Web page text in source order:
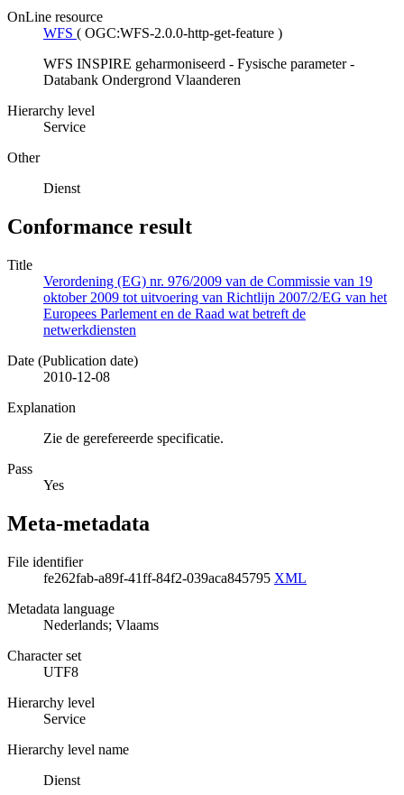
OnLine resource
WFS ( OGC:WFS-2.0.0-http-get-feature )
WFS INSPIRE geharmoniseerd - Fysische parameter -
Databank Ondergrond Vlaanderen
Hierarchy level
Service
Other
Dienst
Conformance result
Title
Verordening (EG) nr. 976/2009 van de Commissie van 19
oktober 2009 tot uitvoering van Richtlijn 2007/2/EG van het
Europees Parlement en de Raad wat betreft de
netwerkdiensten
Date (Publication date)
2010-12-08
Explanation
Zie de gerefereerde specificatie.
Pass
Yes
Meta-metadata
File identifier
fe262fab-a89f-41ff-84f2-039aca845795 XML
Metadata language
Nederlands; Vlaams
Character set
UTF8
Hierarchy level
Service
Hierarchy level name
Dienst